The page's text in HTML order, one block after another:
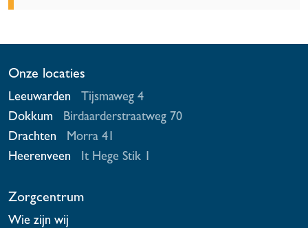
Onze locaties
Leeuwarden
Tijsmaweg 4
Dokkum
Birdaarderstraatweg 70
Drachten
Morra 41
Heerenveen
It Hege Stik 1
Zorgcentrum
Wie zijn wij